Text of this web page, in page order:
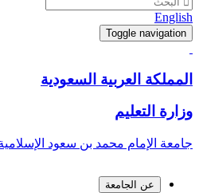
English
Toggle navigation
المملكة العربية السعودية
وزارة التعليم
جامعة الإمام محمد بن سعود
عن الجامعة